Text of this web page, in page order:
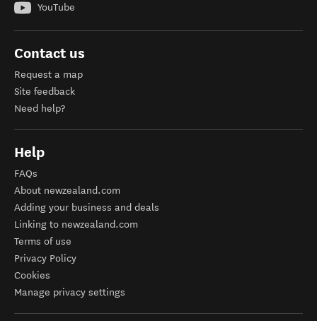
YouTube
Contact us
Request a map
Site feedback
Need help?
Help
FAQs
About newzealand.com
Adding your business and deals
Linking to newzealand.com
Terms of use
Privacy Policy
Cookies
Manage privacy settings